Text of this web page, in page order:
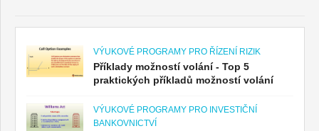
VÝUKOVÉ PROGRAMY PRO ŘÍZENÍ RIZIK
Příklady možností volání - Top 5
praktických příkladů možností volání
VÝUKOVÉ PROGRAMY PRO INVESTIČNÍ
BANKOVNICTVÍ